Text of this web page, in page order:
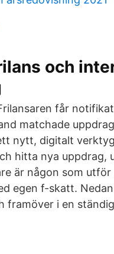
och
får
matchade
nytt, digitalt
hitta nya uppdrag,
är någon som
egen f-skatt.
framöver i en